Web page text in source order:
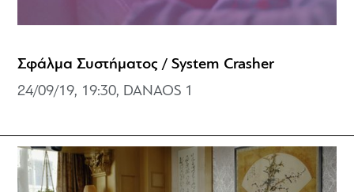
Σφάλμα Συστήματος / System Crasher
24/09/19, 19:30, DANAOS 1